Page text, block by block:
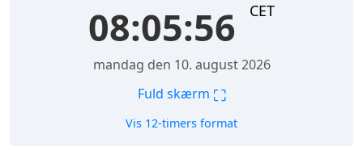
08:05:57 CET
mandag den 10. august 2026
Fuld skærm ⛶
Vis 12-timers format